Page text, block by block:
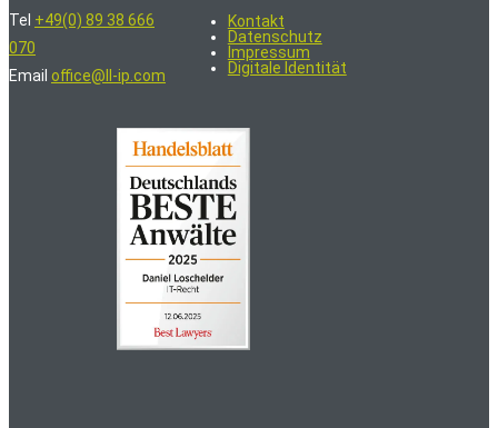
Tel +49(0) 89 38 666
070
Email office@ll-ip.com
Kontakt
Datenschutz
Impressum
Digitale Identität